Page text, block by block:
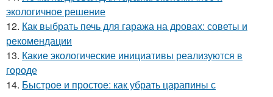
экологичное решение
12. Как выбрать печь для гаража на дровах: советы и
рекомендации
13. Какие экологические инициативы реализуются в
городе
14. Быстрое и простое: как убрать царапины с